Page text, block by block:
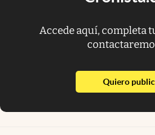
Accede aquí, completa
Quiero